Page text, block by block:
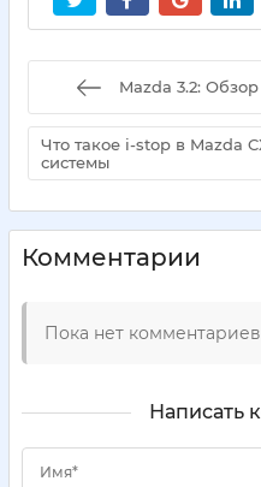
Mazda 3.2:
Что такое i-stop в Mazda
системы
Комментарии
Пока нет комментариев
Написать
Имя*